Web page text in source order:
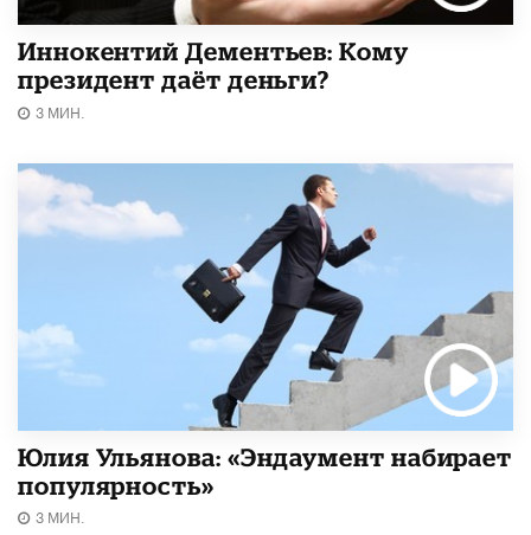
Иннокентий Дементьев: Кому
президент даёт деньги?
3 МИН.
Юлия Ульянова: «Эндаумент набирает
популярность»
3 МИН.